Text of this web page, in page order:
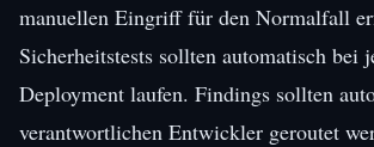
manuellen Eingriff für den Normalfall
Sicherheitstests sollten automatisch bei
Deployment laufen. Findings sollten
verantwortlichen Entwickler geroutet